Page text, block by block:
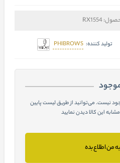
RX1554
تولید کننده: PHIBROWS
نیست. می‌توانید از طریق لیست پایین
این کالا دیدن نمایید
به من اطلاع بده